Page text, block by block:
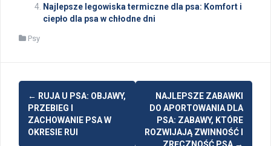
Najlepsze legowiska termiczne dla psa: Komfort i
ciepło dla psa w chłodne dni
Psy
Post
navigation
← RUJA U PSA: OBJAWY,
PRZEBIEG I
ZACHOWANIE PSA W
OKRESIE RUI
NAJLEPSZE ZABAWKI
DO APORTOWANIA DLA
PSA: ZABAWY, KTÓRE
ROZWIJAJĄ ZWINNOŚĆ I
ZRĘCZNOŚĆ PSA →